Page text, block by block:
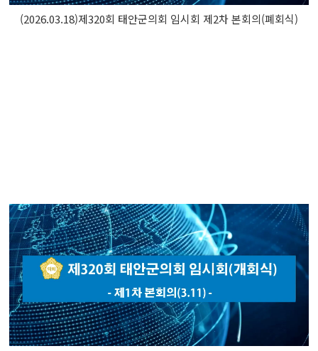
(2026.03.18)제320회 태안군의회 임시회 제2차 본회의(폐회식)